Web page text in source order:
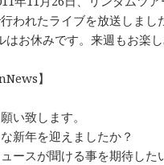
e p
y
Li
n
k
われたライブを放送しまし
お休みです。来週もお楽し
】
い致します。
新年を迎えましたか？
ースが聞ける事を期待した